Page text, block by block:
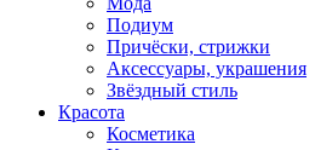
Подиум
Причёски, стрижки
Аксессуары, украшения
Звёздный стиль
Красота
Косметика